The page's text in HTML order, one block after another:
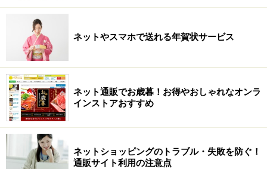
されている場合や、一定金額以上になると無料になる場
合があります。代金引換や銀行振り込みの場合には手数
料が購入者負担になる場合が多いので、注文内容の確認
時に合計金額の表示をしっかり確認して、高すぎる場合
には他のショップを選びましょう。
Q. 発送予定時期を過ぎても商品が届かな
い！
ネットやスマホで送れる年賀状サービス
ネット通販でお歳暮！お得やおしゃれなオンラ
インストアおすすめ
ネットショッピングのトラブル・失敗を防ぐ！
通販サイト利用の注意点